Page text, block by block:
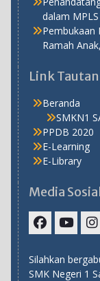
dalam
Pembukaan
Ramah
Link Tautan
Beranda
SMKN1
PPDB 2020
E-Learning
E-Library
Media
Silahkan
SMK Negeri 1